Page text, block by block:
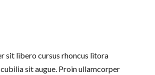
sit libero cursus rhoncus litora
sit augue. Proin ullamcorper